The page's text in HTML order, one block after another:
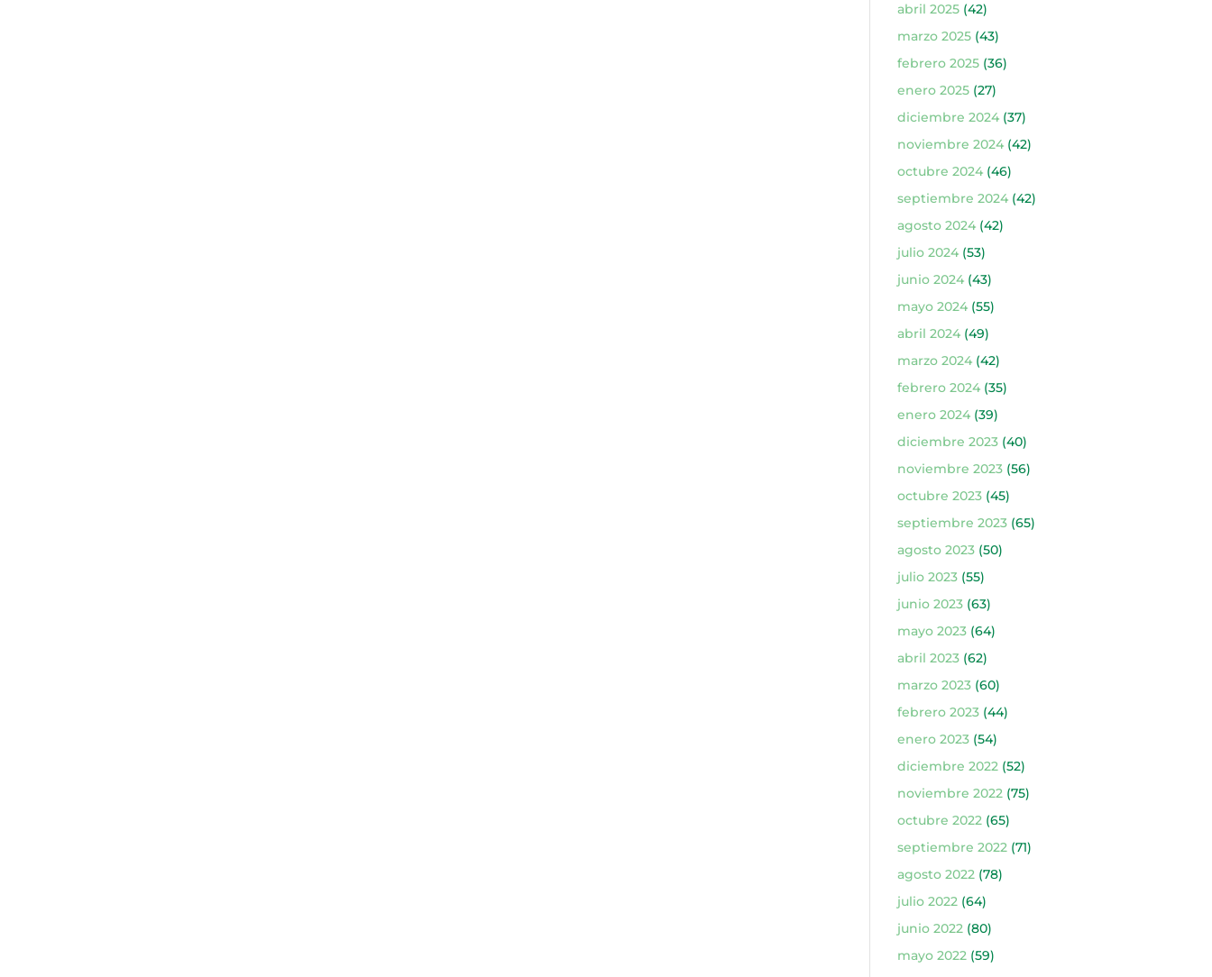
abril 2025(42)
marzo 2025(43)
febrero 2025(36)
enero 2025(27)
diciembre 2024(37)
noviembre 2024(42)
octubre 2024(46)
septiembre 2024(42)
agosto 2024(42)
julio 2024(53)
junio 2024(43)
mayo 2024(55)
abril 2024(49)
marzo 2024(42)
febrero 2024(35)
enero 2024(39)
diciembre 2023(40)
noviembre 2023(56)
octubre 2023(45)
septiembre 2023(65)
agosto 2023(50)
julio 2023(55)
junio 2023(63)
mayo 2023(64)
abril 2023(62)
marzo 2023(60)
febrero 2023(44)
enero 2023(54)
diciembre 2022(52)
noviembre 2022(75)
octubre 2022(65)
septiembre 2022(71)
agosto 2022(78)
julio 2022(64)
junio 2022(80)
mayo 2022(59)